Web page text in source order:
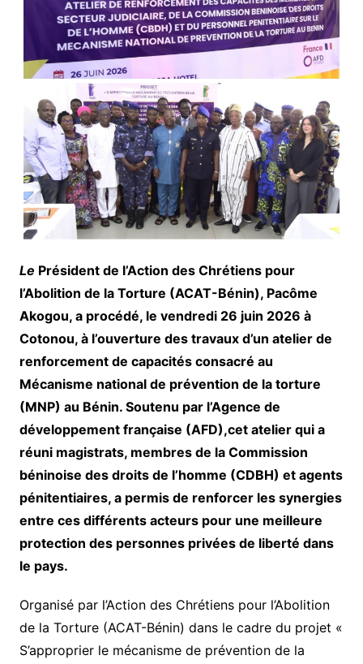
Le Président de l’Action des Chrétiens pour
l’Abolition de la Torture (ACAT-Bénin), Pacôme
Akogou, a procédé, le vendredi 26 juin 2026 à
Cotonou, à l’ouverture des travaux d’un atelier de
renforcement de capacités consacré au
Mécanisme national de prévention de la torture
(MNP) au Bénin. Soutenu par l’Agence de
développement française (AFD),cet atelier qui a
réuni magistrats, membres de la Commission
béninoise des droits de l’homme (CDBH) et agents
pénitentiaires, a permis de renforcer les synergies
entre ces différents acteurs pour une meilleure
protection des personnes privées de liberté dans
le pays.
Organisé par l’Action des Chrétiens pour l’Abolition
de la Torture (ACAT-Bénin) dans le cadre du projet «
S’approprier le mécanisme de prévention de la